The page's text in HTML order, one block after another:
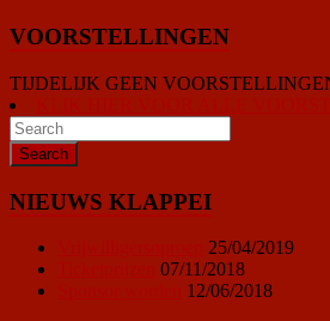
VOORSTELLINGEN
TIJDELIJK GEEN
NIEUWS KLAPPEI
25/04/2019
07/11/2018
12/06/2018